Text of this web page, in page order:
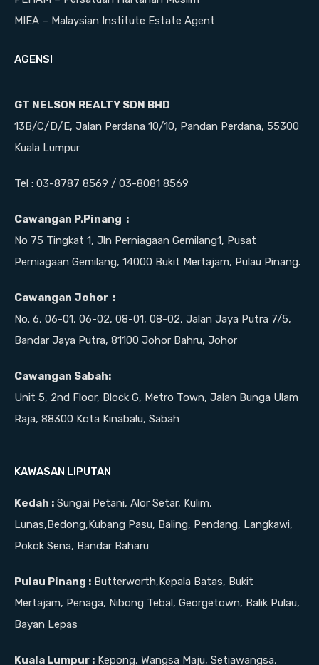
MIEA – Malaysian Institute Estate Agent
AGENSI
GT NELSON REALTY SDN BHD
13B/C/D/E, Jalan Perdana 10/10, Pandan Perdana, 55300
Kuala Lumpur
Tel : 03-8787 8569 / 03-8081 8569
Cawangan P.Pinang :
No 75 Tingkat 1, Jln Perniagaan Gemilang1, Pusat
Perniagaan Gemilang, 14000 Bukit Mertajam, Pulau Pinang.
Cawangan Johor :
No. 6, 06-01, 06-02, 08-01, 08-02, Jalan Jaya Putra 7/5,
Bandar Jaya Putra, 81100 Johor Bahru, Johor
Cawangan Sabah:
Unit 5, 2nd Floor, Block G, Metro Town, Jalan Bunga Ulam
Raja, 88300 Kota Kinabalu, Sabah
KAWASAN LIPUTAN
Kedah : Sungai Petani, Alor Setar, Kulim,
Lunas,Bedong,Kubang Pasu, Baling, Pendang, Langkawi,
Pokok Sena, Bandar Baharu
Pulau Pinang : Butterworth,Kepala Batas, Bukit
Mertajam, Penaga, Nibong Tebal, Georgetown, Balik Pulau,
Bayan Lepas
Kuala Lumpur : Kepong, Wangsa Maju, Setiawangsa,